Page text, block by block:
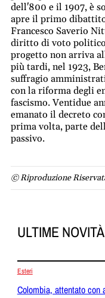
dell'800 e il 1907, è
apre il primo
Francesco Saverio
diritto di voto
progetto non arriva
più tardi, nel 1923,
suffragio
con la riforma degli
fascismo. Ventidue
emanato il decreto
prima volta, parte
passivo.
© Riproduzione
ULTIME NOVITÀ
Esteri
Colombia, attentato con